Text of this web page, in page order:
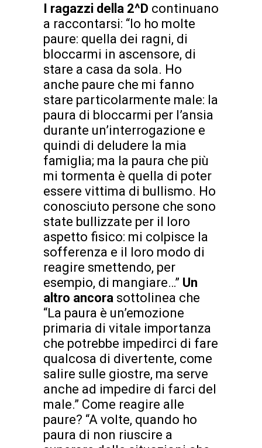
I ragazzi della 2^D continuano
a raccontarsi: “Io ho molte
paure: quella dei ragni, di
bloccarmi in ascensore, di
stare a casa da sola. Ho
anche paure che mi fanno
stare particolarmente male: la
paura di bloccarmi per l’ansia
durante un’interrogazione e
quindi di deludere la mia
famiglia; ma la paura che più
mi tormenta è quella di poter
essere vittima di bullismo. Ho
conosciuto persone che sono
state bullizzate per il loro
aspetto fisico: mi colpisce la
sofferenza e il loro modo di
reagire smettendo, per
esempio, di mangiare…” Un
altro ancora sottolinea che
“La paura è un’emozione
primaria di vitale importanza
che potrebbe impedirci di fare
qualcosa di divertente, come
salire sulle giostre, ma serve
anche ad impedire di farci del
male.” Come reagire alle
paure? “A volte, quando ho
paura di non riuscire a